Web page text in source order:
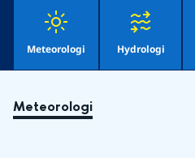
Meteorologi Hydrologi
Meteorologi